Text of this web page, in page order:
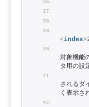
<index>
対象機能
タ用の設
されるダ
く表示さ